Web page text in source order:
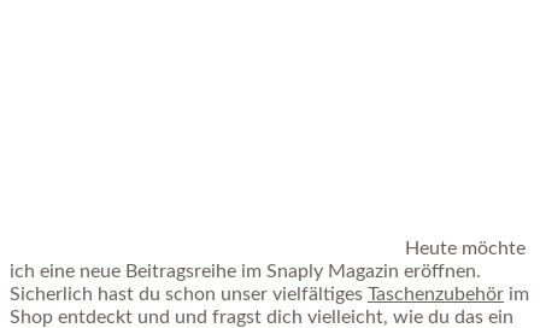
Heute möchte
ich eine neue Beitragsreihe im Snaply Magazin eröffnen.
Sicherlich hast du schon unser vielfältiges Taschenzubehör im
Shop entdeckt und und fragst dich vielleicht, wie du das ein